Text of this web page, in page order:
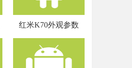
红米K70外观参数